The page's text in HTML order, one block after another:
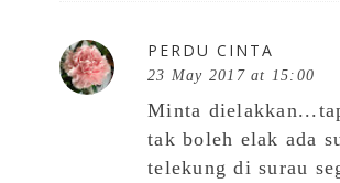
PERDU CINTA
23 May 2017 at 15:00
Minta
tak boleh elak ada
telekung di surau